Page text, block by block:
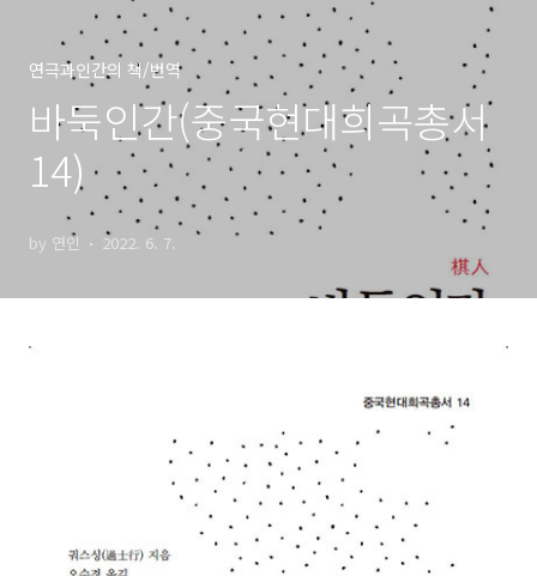
연극과인간의 책/번역
바둑인간(중국현대희곡총서
14)
by 연인 2022. 6. 7.